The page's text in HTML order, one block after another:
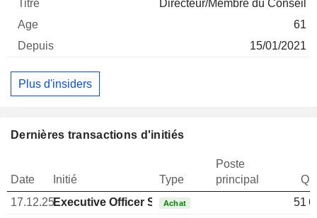
Directeur/Membre du Conseil
61
15/01/2021
Plus d'insiders
Dernières transactions d'initiés
Date Initié Type
Poste
principal
17.12.25Executive Officer Swiss
Achat
51